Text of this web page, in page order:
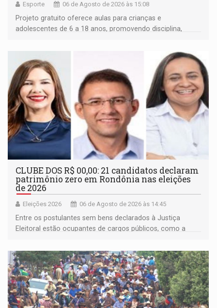
Esporte 06 de Agosto de 2026 às 15:08
Projeto gratuito oferece aulas para crianças e
adolescentes de 6 a 18 anos, promovendo disciplina,
CLUBE DOS R$ 00,00: 21 candidatos declaram
patrimônio zero em Rondônia nas eleições
de 2026
Eleições 2026 06 de Agosto de 2026 às 14:45
Entre os postulantes sem bens declarados à Justiça
Eleitoral estão ocupantes de cargos públicos, como a
Pedro Geovar (PP) e a vice-prefeita Magna dos Anjos
(NOVO)